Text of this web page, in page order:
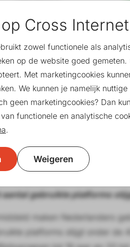
aantal gebruikte platforms
maken Nederlanders
platforms stijgt onder de
Cross Internet
zowel functionele als
op de website goed
Met marketingcookies
We kunnen je namelijk
geen marketingcookies? Dan
functionele en analytische
.
Weigeren